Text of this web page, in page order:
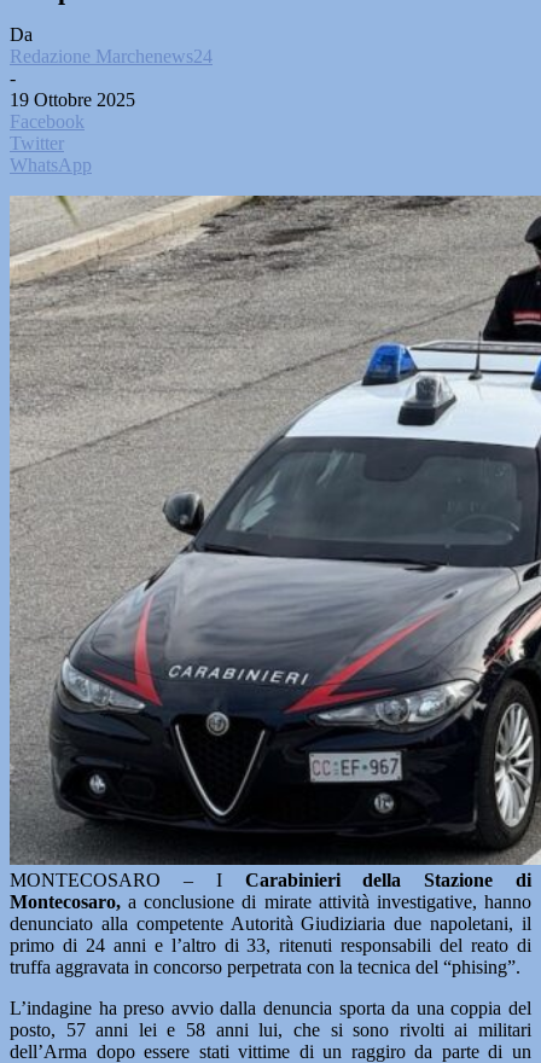
Da
Redazione Marchenews24
-
19 Ottobre 2025
Facebook
Twitter
WhatsApp
MONTECOSARO – I Carabinieri della Stazione di
Montecosaro, a conclusione di mirate attività investigative, hanno
denunciato alla competente Autorità Giudiziaria due napoletani, il
primo di 24 anni e l’altro di 33, ritenuti responsabili del reato di
truffa aggravata in concorso perpetrata con la tecnica del “phising”.
L’indagine ha preso avvio dalla denuncia sporta da una coppia del
posto, 57 anni lei e 58 anni lui, che si sono rivolti ai militari
dell’Arma dopo essere stati vittime di un raggiro da parte di un